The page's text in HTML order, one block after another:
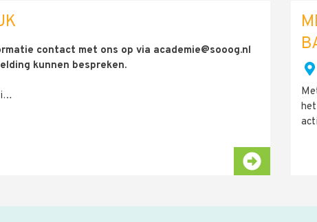
contact met ons op via academie@sooog.nl
kunnen bespreken.